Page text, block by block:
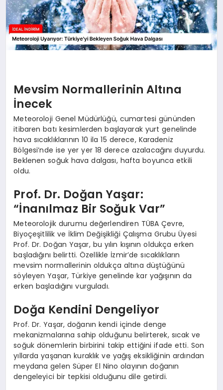
Mevsim Normallerinin Altına
İnecek
Meteoroloji Genel Müdürlüğü, cumartesi gününden
itibaren batı kesimlerden başlayarak yurt genelinde
hava sıcaklıklarının 10 ila 15 derece, Karadeniz
Bölgesi’nde ise yer yer 18 derece azalacağını duyurdu.
Beklenen soğuk hava dalgası, hafta boyunca etkili
oldu.
Prof. Dr. Doğan Yaşar:
“İnanılmaz Bir Soğuk Var”
Meteorolojik durumu değerlendiren TÜBA Çevre,
Biyoçeşitlilik ve İklim Değişikliği Çalışma Grubu Üyesi
Prof. Dr. Doğan Yaşar, bu yılın kışının oldukça erken
başladığını belirtti. Özellikle İzmir’de sıcaklıkların
mevsim normallerinin oldukça altına düştüğünü
söyleyen Yaşar, Türkiye genelinde kar yağışının da
erken başladığını vurguladı.
Doğa Kendini Dengeliyor
Prof. Dr. Yaşar, doğanın kendi içinde denge
mekanizmalarına sahip olduğunu belirterek, sıcak ve
soğuk dönemlerin birbirini takip ettiğini ifade etti. Son
yıllarda yaşanan kuraklık ve yağış eksikliğinin ardından
meydana gelen Süper El Nino olayının doğanın
dengeleyici bir tepkisi olduğunu dile getirdi.